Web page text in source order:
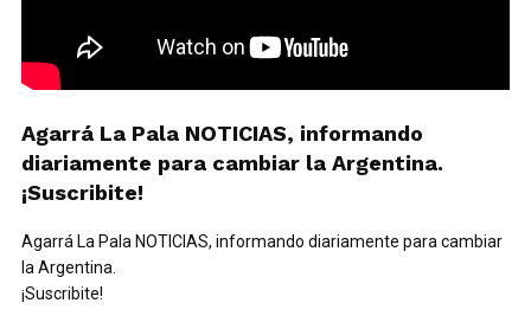
Agarrá La Pala NOTICIAS, informando
diariamente para cambiar la Argentina.
¡Suscribite!
Agarrá La Pala NOTICIAS, informando diariamente para cambiar
la Argentina.
¡Suscribite!